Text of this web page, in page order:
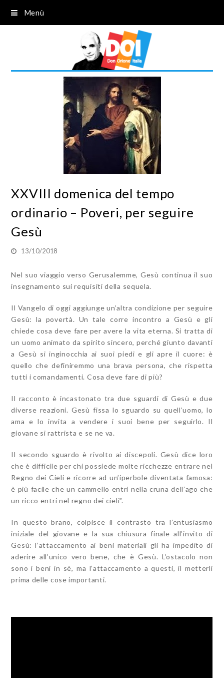
Menù
XXVIII domenica del tempo
ordinario – Poveri, per seguire
Gesù
13/10/2018
Nel suo viaggio verso Gerusalemme, Gesù continua il suo
insegnamento sui requisiti della sequela.
Il Vangelo di oggi aggiunge un’altra condizione per seguire
Gesù: la povertà. Un tale corre incontro a Gesù e gli
chiede cosa deve fare per avere la vita eterna. Si tratta di
un uomo animato da spirito sincero, perché giunto davanti
a Gesù si inginocchia ai suoi piedi e gli apre il cuore: è
quello che definiremmo una brava persona, che rispetta
tutti i comandamenti. Cosa deve fare di più?
Il racconto è incastonato tra due sguardi di Gesù e due
diverse reazioni. Gesù fissa lo sguardo su quell’uomo, lo
ama e lo invita a vendere i suoi bene per seguirlo. Il
giovane si rattrista e se ne va.
Il secondo sguardo è rivolto ai discepoli. Gesù dice loro
che è difficile per chi possiede molte ricchezze entrare nel
Regno dei Cieli e ricorre ad un’iperbole diventata famosa:
è più facile che un cammello entri nella cruna dell’ago che
un ricco entri nel regno dei cieli”.
In questo brano, colpisce il contrasto tra l’entusiasmo
iniziale del giovane e la sua chiusura finale all’invito di
Gesù: l’attaccamento ai beni materiali gli ha impedito di
aderire all’unico vero bene, che è Gesù. L’ostacolo non
sono i beni in sè, ma l’attaccamento a questi, il metterli
prima delle cose importanti.